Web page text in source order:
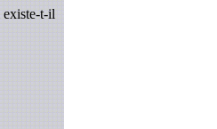
existe-t-il